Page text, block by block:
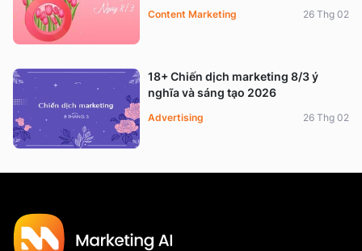
Content Marketing 26 Thg 02
18+ Chiến dịch marketing 8/3 ý
nghĩa và sáng tạo 2026
Advertising 26 Thg 02